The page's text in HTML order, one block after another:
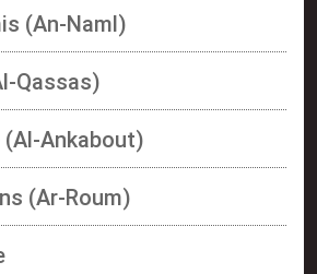
(An-Naml)
Qassas)
(Al-Ankabout)
(Ar-Roum)